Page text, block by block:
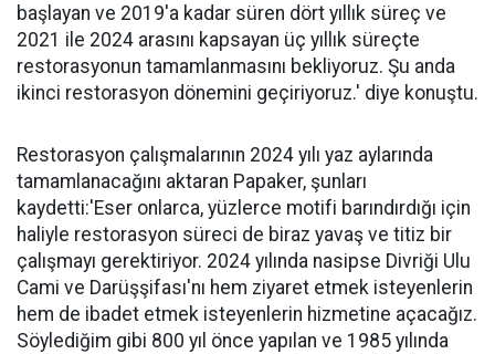
başlayan ve 2019'a kadar süren dört yıllık süreç ve
2021 ile 2024 arasını kapsayan üç yıllık süreçte
restorasyonun tamamlanmasını bekliyoruz. Şu anda
ikinci restorasyon dönemini geçiriyoruz.' diye konuştu.
Restorasyon çalışmalarının 2024 yılı yaz aylarında
tamamlanacağını aktaran Papaker, şunları
kaydetti:'Eser onlarca, yüzlerce motifi barındırdığı için
haliyle restorasyon süreci de biraz yavaş ve titiz bir
çalışmayı gerektiriyor. 2024 yılında nasipse Divriği Ulu
Cami ve Darüşşifası'nı hem ziyaret etmek isteyenlerin
hem de ibadet etmek isteyenlerin hizmetine açacağız.
Söylediğim gibi 800 yıl önce yapılan ve 1985 yılında